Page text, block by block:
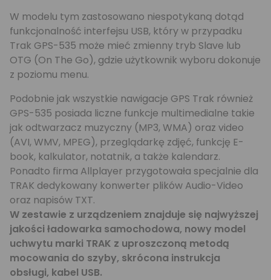
W modelu tym zastosowano niespotykaną dotąd
funkcjonalność interfejsu USB, który w przypadku
Trak GPS-535 może mieć zmienny tryb Slave lub
OTG (On The Go), gdzie użytkownik wyboru dokonuje
z poziomu menu.
Podobnie jak wszystkie nawigacje GPS Trak również
GPS-535 posiada liczne funkcje multimedialne takie
jak odtwarzacz muzyczny (MP3, WMA) oraz video
(AVI, WMV, MPEG), przeglądarkę zdjęć, funkcję E-
book, kalkulator, notatnik, a także kalendarz.
Ponadto firma Allplayer przygotowała specjalnie dla
TRAK dedykowany konwerter plików Audio-Video
oraz napisów TXT.
W zestawie z urządzeniem znajduje się najwyższej
jakości ładowarka samochodowa, nowy model
uchwytu marki TRAK z uproszczoną metodą
mocowania do szyby, skrócona instrukcja
obsługi, kabel USB.